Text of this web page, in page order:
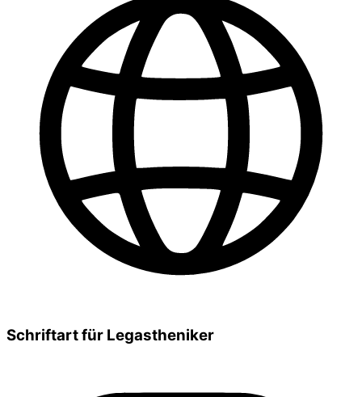
Schriftart für Legastheniker